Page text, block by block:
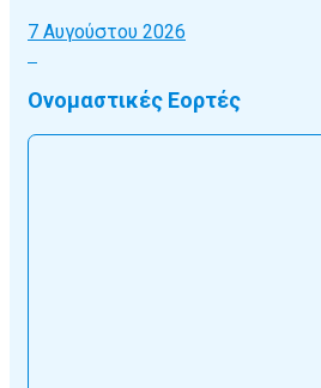
7 Αυγούστου 2026
Ονομαστικές Εορτές